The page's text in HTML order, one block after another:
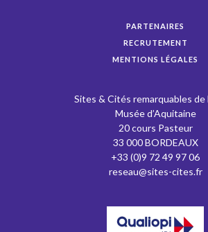
PARTENAIRES
RECRUTEMENT
MENTIONS LÉGALES
Sites & Cités remarquables de
Musée d’Aquitaine
20 cours Pasteur
33 000 BORDEAUX
+33 (0)9 72 49 97 06
reseau@sites-cites.fr